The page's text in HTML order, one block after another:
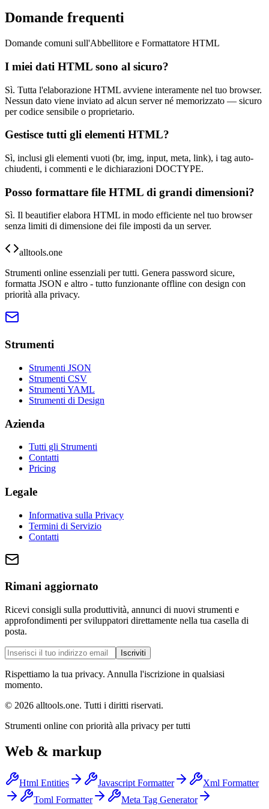
Domande frequenti
Domande comuni sull'Abbellitore e Formattatore HTML
I miei dati HTML sono al sicuro?
Sì. Tutta l'elaborazione HTML avviene interamente nel tuo browser.
Nessun dato viene inviato ad alcun server né memorizzato — sicuro
per codice sensibile o proprietario.
Gestisce tutti gli elementi HTML?
Sì, inclusi gli elementi vuoti (br, img, input, meta, link), i tag auto-
chiudenti, i commenti e le dichiarazioni DOCTYPE.
Posso formattare file HTML di grandi dimensioni?
Sì. Il beautifier elabora HTML in modo efficiente nel tuo browser
senza limiti di dimensione dei file imposti da un server.
alltools.one
Strumenti online essenziali per tutti. Genera password sicure,
formatta JSON e altro - tutto funzionante offline con design con
priorità alla privacy.
Strumenti
Strumenti JSON
Strumenti CSV
Strumenti YAML
Strumenti di Design
Azienda
Tutti gli Strumenti
Contatti
Pricing
Legale
Informativa sulla Privacy
Termini di Servizio
Contatti
Rimani aggiornato
Ricevi consigli sulla produttività, annunci di nuovi strumenti e
approfondimenti per sviluppatori direttamente nella tua casella di
posta.
Iscriviti
Rispettiamo la tua privacy. Annulla l'iscrizione in qualsiasi
momento.
© 2026 alltools.one. Tutti i diritti riservati.
Strumenti online con priorità alla privacy per tutti
Web & markup
Html Entities Javascript Formatter
Xml Formatter
Toml Formatter
Meta Tag Generator